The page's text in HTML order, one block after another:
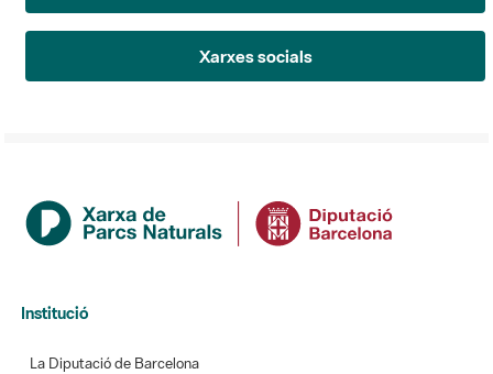
Xarxes socials
Institució
La Diputació de Barcelona